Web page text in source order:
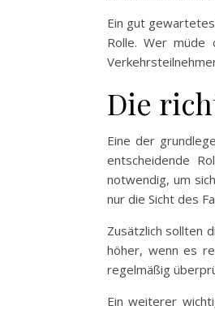
Ein gut
Rolle. Wer
Die
Eine der
entscheidende
notwendig, um
nur die Sicht des
Zusätzlich sollten
höher, wenn es
regelmäßig
Ein weiterer